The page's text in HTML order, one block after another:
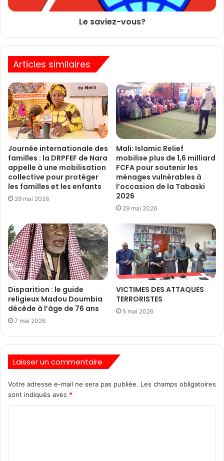
Le saviez-vous?
Articles similaires
Journée internationale des
familles : la DRPFEF de Nara
appelle à une mobilisation
collective pour protéger
les familles et les enfants
29 mai 2026
Mali: Islamic Relief
mobilise plus de 1,6 milliard
FCFA pour soutenir les
ménages vulnérables à
l’occasion de la Tabaski
2026
29 mai 2026
Disparition : le guide
religieux Madou Doumbia
décède à l’âge de 76 ans
7 mai 2026
VICTIMES DES ATTAQUES
TERRORISTES
5 mai 2026
Laisser un commentaire
Votre adresse e-mail ne sera pas publiée. Les champs obligatoires
sont indiqués avec *